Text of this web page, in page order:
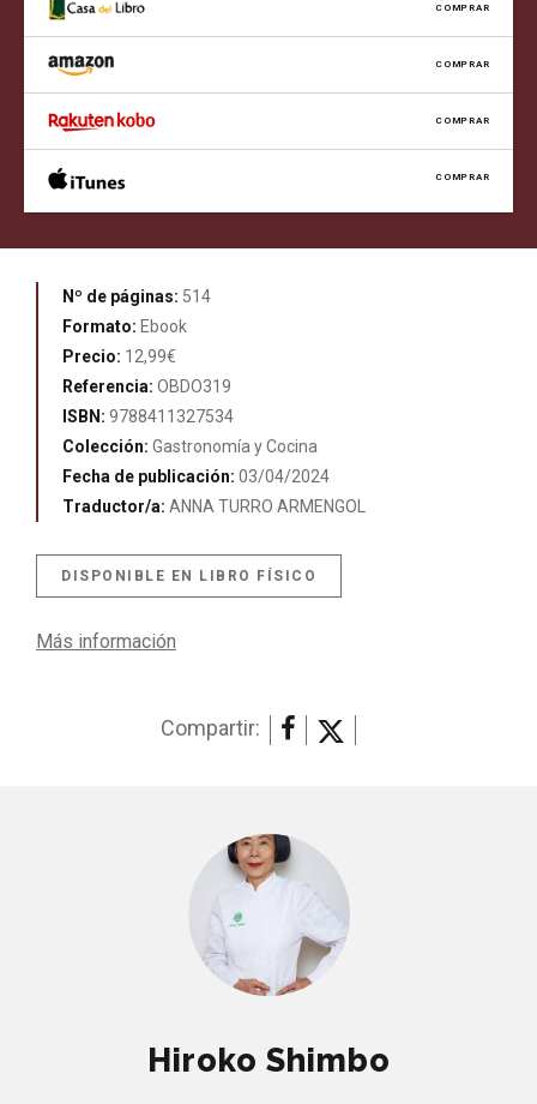
COMPRAR
COMPRAR
COMPRAR
COMPRAR
Nº de páginas: 514
Formato: Ebook
Precio: 12,99€
Referencia: OBDO319
ISBN: 9788411327534
Colección: Gastronomía y Cocina
Fecha de publicación: 03/04/2024
Traductor/a: ANNA TURRO ARMENGOL
DISPONIBLE EN LIBRO FÍSICO
Más información
Compartir:
Hiroko Shimbo